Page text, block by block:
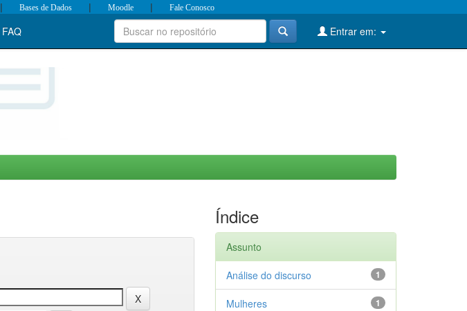
| Bases de Dados | Moodle | Fale Conosco
FAQ Entrar em:
Índice
Assunto
1
Análise do discurso
1
Mulheres